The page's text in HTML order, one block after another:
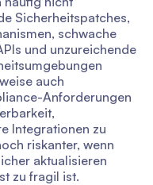
Sicherheitspatches,
schwache
und unzureichende
auch
Anforderungen
Integrationen zu
riskanter, wenn
aktualisieren
zu fragil ist.